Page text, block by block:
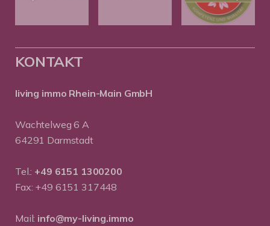
KONTAKT
living immo Rhein-Main GmbH
Wachtelweg 6 A
64291 Darmstadt
Tel.: +49 6151 1300200
Fax: +49 6151 317448
Mail: info@my-living.immo